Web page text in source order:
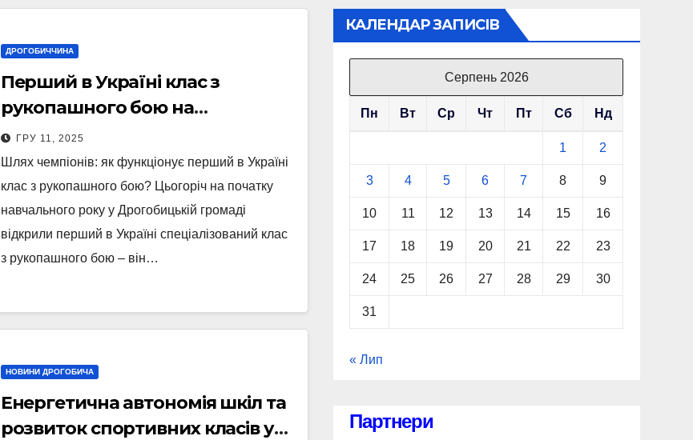
ДРОГОБИЧЧИНА
Перший в Україні клас з
рукопашного бою на
Дрогобиччині (Фото)
ГРУ 11, 2025
Шлях чемпіонів: як функціонує перший в Україні
клас з рукопашного бою? Цьогоріч на початку
навчального року у Дрогобицькій громаді
відкрили перший в Україні спеціалізований клас
з рукопашного бою – він…
НОВИНИ ДРОГОБИЧА
Енергетична автономія шкіл та
розвиток спортивних класів у
КАЛЕНДАР ЗАПИСІВ
Серпень 2026
Пн Вт Ср Чт Пт Сб Нд
1 2
3 4 5 6 7 8 9
10 11 12 13 14 15 16
17 18 19 20 21 22 23
24 25 26 27 28 29 30
31
« Лип
Партнери